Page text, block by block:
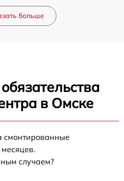
больше
в Омске
смонтированные
случаем?